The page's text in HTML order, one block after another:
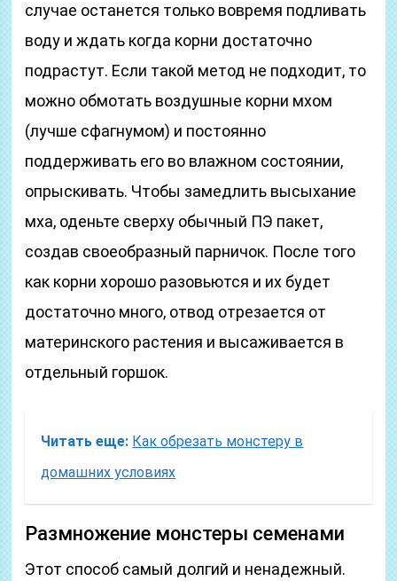
случае останется только вовремя подливать
воду и ждать когда корни достаточно
подрастут. Если такой метод не подходит, то
можно обмотать воздушные корни мхом
(лучше сфагнумом) и постоянно
поддерживать его во влажном состоянии,
опрыскивать. Чтобы замедлить высыхание
мха, оденьте сверху обычный ПЭ пакет,
создав своеобразный парничок. После того
как корни хорошо разовьются и их будет
достаточно много, отвод отрезается от
материнского растения и высаживается в
отдельный горшок.
Читать еще: Как обрезать монстеру в
домашних условиях
Размножение монстеры семенами
Этот способ самый долгий и ненадежный.